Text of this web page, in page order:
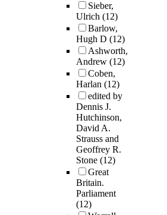
Sieber,
Ulrich (12)
Barlow,
Hugh D (12)
Ashworth,
Andrew (12)
Coben,
Harlan (12)
edited by
Dennis J.
Hutchinson,
David A.
Strauss and
Geoffrey R.
Stone (12)
Great
Britain.
Parliament
(12)